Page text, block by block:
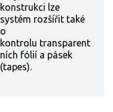
konstrukci lze
systém rozšířit také
o
kontrolu transparent
ních fólií a pásek
(tapes).